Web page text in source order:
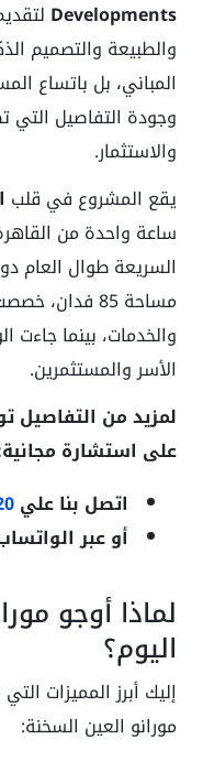
Developments
والطبيعة والتصميم
المباني، بل باتساع
وجودة التفاصيل
والاستثمار.
يقع المشروع في قلب
ساعة واحدة من
السريعة طوال العام
مساحة 85
والخدمات، بينما جاءت
الأسر والمستثمرين.
لمزيد من التفاصيل
على استشارة
اتصل بنا علي
أو عبر
لماذا أوجو
اليوم؟
إليك أبرز المميزات
مورانو العين السخنة: